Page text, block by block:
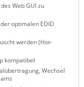
Web GUI zu
optimalen EDID
werden (Hot-
kompatibel
Wechsel